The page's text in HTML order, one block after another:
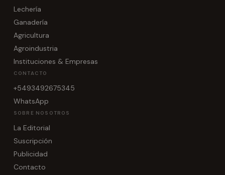
Lechería
Ganadería
Agricultura
Agroindustria
Instituciones & Empresas
CONTACTO
+5493492675345
WhatsApp
SOBRE NOSOTROS
La Editorial
Suscripción
Publicidad
Contacto